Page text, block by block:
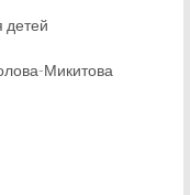
детей
Микитова